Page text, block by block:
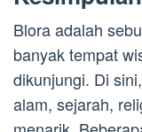
Blora adalah
banyak tempat
dikunjungi. Di
alam, sejarah,